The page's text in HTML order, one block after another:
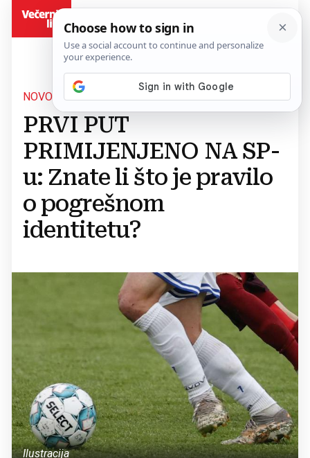
NOVO PRAVILO
PRVI PUT
PRIMIJENJENO NA SP-
u: Znate li što je pravilo
o pogrešnom
identitetu?
Ilustracija